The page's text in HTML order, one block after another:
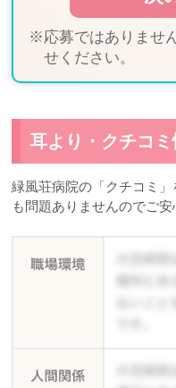
※応募ではありませ
せください。
耳より・クチコミ
緑風荘病院の「クチコミ
も問題ありませんのでご安